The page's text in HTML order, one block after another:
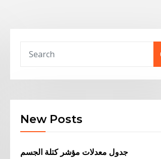
New Posts
جدول معدلات مؤشر كتلة الجسم